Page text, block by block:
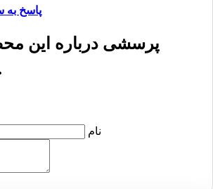
پاسخ به
پرسشی درباره این
نام